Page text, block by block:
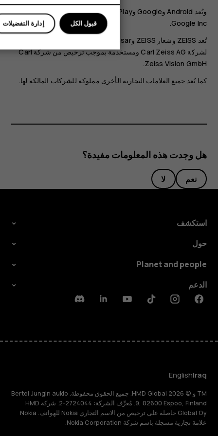
وتُعد Android وGoogle وGoogle Play علامات تجارية خاصة بشركة
Google Inc.
لشركة Carl Zeiss AG ومستخدمة بموجب ترخيص من شركة Carl
Zeiss Vision GmbH.
كما تُعد جميع العلامات التجارية الأخرى مملوكة للشركات المالكة لها.
هل وجدت هذه المعلومات مفيدة؟
نعم لا
استكشف
حول
Planet and people
الدعم
Facebook
Instagram
Tiktok
Youtube
Linkedin
Discord
Iraq
English
TM و © 2026 HMD Global. جميع الحقوق محفوظة. Bertel Jungin aukio
9, 02600 Espoo, Finland. مُعرِّف الشركة: 2724044-2. شركة HMD
Global Oy حاصلة على ترخيص من الاسم التجاري Nokia للهواتف. Nokia
علامة تجارية مسجلة باسم شركة Nokia Corporation.
إدارة التفضيلات قبول الكل